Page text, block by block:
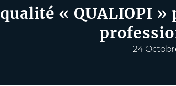
qualité « QUALIOPI
24